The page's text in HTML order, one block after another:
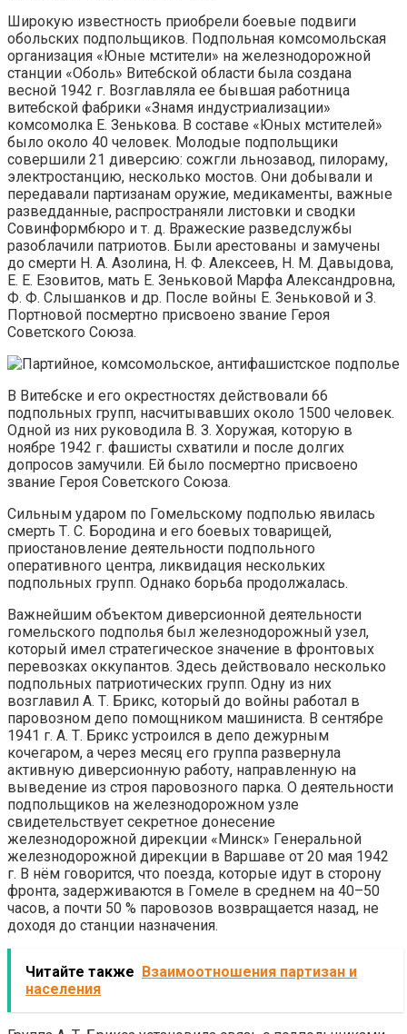
Широкую известность приобрели боевые подвиги
обольских подпольщиков. Подпольная комсомольская
организация «Юные мстители» на железнодорожной
станции «Оболь» Витебской области была создана
весной 1942 г. Возглавляла ее бывшая работница
витебской фабрики «Знамя индустриализации»
комсомолка Е. Зенькова. В составе «Юных мстителей»
было около 40 человек. Молодые подпольщики
совершили 21 диверсию: сожгли льнозавод, пилораму,
электростанцию, несколько мостов. Они добывали и
передавали партизанам оружие, медикаменты, важные
разведданные, распространяли листовки и сводки
Совинформбюро и т. д. Вражеские разведслужбы
разоблачили патриотов. Были арестованы и замучены
до смерти Н. А. Азолина, Н. Ф. Алексеев, Н. М. Давыдова,
Е. Е. Езовитов, мать Е. Зеньковой Марфа Александровна,
Ф. Ф. Слышанков и др. После войны Е. Зеньковой и З.
Портновой посмертно присвоено звание Героя
Советского Союза.
В Витебске и его окрестностях действовали 66
подпольных групп, насчитывавших около 1500 человек.
Одной из них руководила В. З. Хоружая, которую в
ноябре 1942 г. фашисты схватили и после долгих
допросов замучили. Ей было посмертно присвоено
звание Героя Советского Союза.
Сильным ударом по Гомельскому подполью явилась
смерть Т. С. Бородина и его боевых товарищей,
приостановление деятельности подпольного
оперативного центра, ликвидация нескольких
подпольных групп. Однако борьба продолжалась.
Важнейшим объектом диверсионной деятельности
гомельского подполья был железнодорожный узел,
который имел стратегическое значение в фронтовых
перевозках оккупантов. Здесь действовало несколько
подпольных патриотических групп. Одну из них
возглавил А. Т. Брикс, который до войны работал в
паровозном депо помощником машиниста. В сентябре
1941 г. А. Т. Брикс устроился в депо дежурным
кочегаром, а через месяц его группа развернула
активную диверсионную работу, направленную на
выведение из строя паровозного парка. О деятельности
подпольщиков на железнодорожном узле
свидетельствует секретное донесение
железнодорожной дирекции «Минск» Генеральной
железнодорожной дирекции в Варшаве от 20 мая 1942
г. В нём говорится, что поезда, которые идут в сторону
фронта, задерживаются в Гомеле в среднем на 40–50
часов, а почти 50 % паровозов возвращается назад, не
доходя до станции назначения.
Читайте также
Взаимоотношения партизан и
населения